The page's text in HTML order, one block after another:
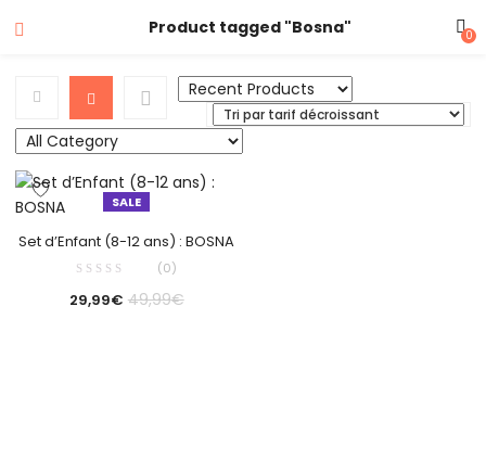
Product tagged "Bosna" 0
SALE
Set d’Enfant (8-12 ans) : BOSNA
(0)
29,99€ 49,99€